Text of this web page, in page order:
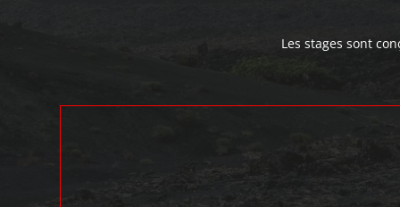
Les stages sont